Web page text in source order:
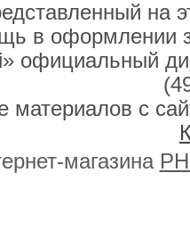
на
в оформлении
официальный
материалов с
магазина